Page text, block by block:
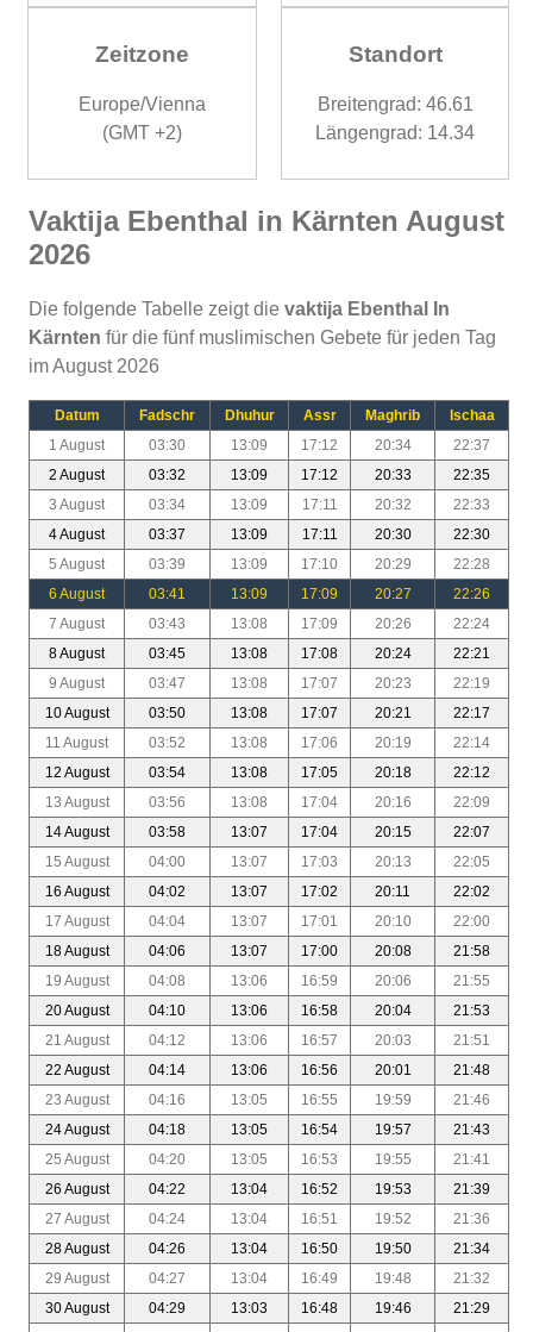
Zeitzone
Europe/Vienna
(GMT +2)
Standort
Breitengrad: 46.61
Längengrad: 14.34
Vaktija Ebenthal in Kärnten August
2026
Die folgende Tabelle zeigt die vaktija Ebenthal In
Kärnten für die fünf muslimischen Gebete für jeden Tag
im August 2026
Datum Fadschr Dhuhur Assr Maghrib
Ischaa
1 August
03:30 13:09 17:12 20:34
22:37
2 August
03:32 13:09 17:12 20:33
22:35
3 August
03:34 13:09 17:11 20:32
22:33
4 August
03:37 13:09 17:11 20:30
22:30
5 August
03:39 13:09 17:10 20:29
22:28
6 August
03:41 13:09 17:09 20:27
22:26
7 August
03:43 13:08 17:09 20:26
22:24
8 August
03:45 13:08 17:08 20:24
22:21
9 August
03:47 13:08 17:07 20:23
22:19
10 August
03:50 13:08 17:07 20:21
22:17
11 August
03:52 13:08 17:06 20:19
22:14
12 August
03:54 13:08 17:05 20:18
22:12
13 August
03:56 13:08 17:04 20:16
22:09
14 August
03:58 13:07 17:04 20:15
22:07
15 August
04:00 13:07 17:03 20:13
22:05
16 August
04:02 13:07 17:02 20:11
22:02
17 August
04:04 13:07 17:01 20:10
22:00
18 August
04:06 13:07 17:00 20:08
21:58
19 August
04:08 13:06 16:59 20:06
21:55
20 August
04:10 13:06 16:58 20:04
21:53
21 August
04:12 13:06 16:57 20:03
21:51
22 August
04:14 13:06 16:56 20:01
21:48
23 August
04:16 13:05 16:55 19:59
21:46
24 August
04:18 13:05 16:54 19:57
21:43
25 August
04:20 13:05 16:53 19:55
21:41
26 August
04:22 13:04 16:52 19:53
21:39
27 August
04:24 13:04 16:51 19:52
21:36
28 August
04:26 13:04 16:50 19:50
21:34
29 August
04:27 13:04 16:49 19:48
21:32
30 August
04:29 13:03 16:48 19:46
21:29